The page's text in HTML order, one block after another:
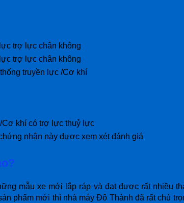
trợ lực chân không
trợ lực chân không
truyền lực /Cơ khí
Cơ khí có trợ lực thuỷ lực
nhận này được xem xét đánh giá
mẫu xe mới lắp ráp và đạt được rất nhiều
phẩm mới thì nhà máy Đô Thành đã rất chú